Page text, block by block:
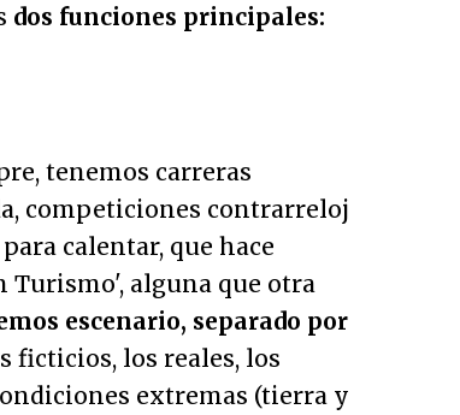
dos funciones principales:
tenemos carreras
competiciones contrarreloj
calentar, que hace
Turismo', alguna que otra
escenario, separado por
ficticios, los reales, los
extremas (tierra y